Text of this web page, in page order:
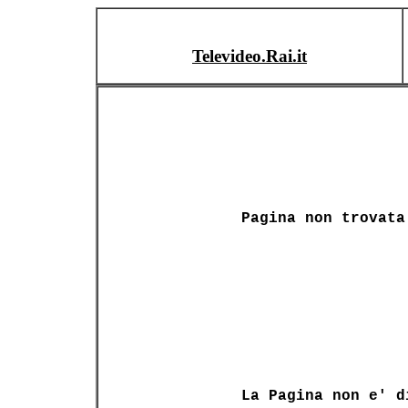
Televideo.Rai.it
Pagina non trovata
La Pagina non e'